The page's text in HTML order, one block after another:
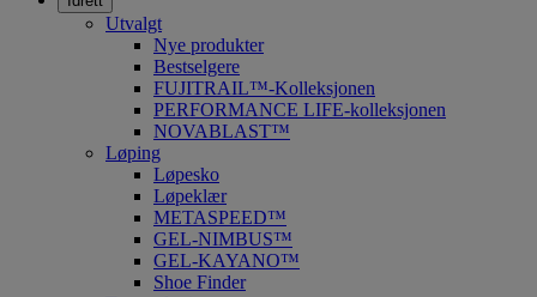
Utvalgt
Nye produkter
Bestselgere
FUJITRAIL™-Kolleksjonen
PERFORMANCE LIFE-kolleksjonen
NOVABLAST™
Løping
Løpesko
Løpeklær
METASPEED™
GEL-NIMBUS™
GEL-KAYANO™
Shoe Finder